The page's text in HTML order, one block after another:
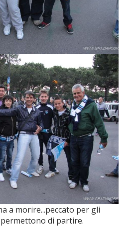
a morire...peccato per gli
di partire.